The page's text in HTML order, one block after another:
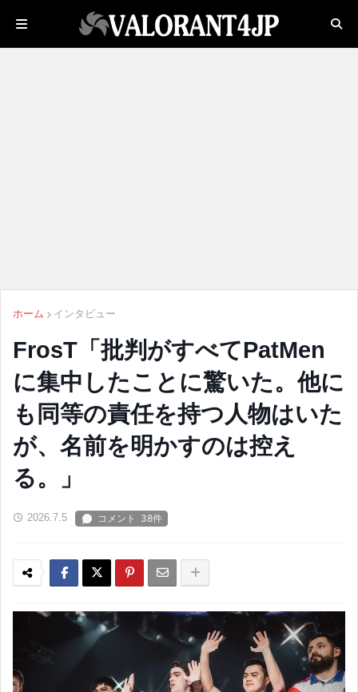
ホーム インタビュー
FrosT「批判がすべてPatMen
に集中したことに驚いた。他に
も同等の責任を持つ人物はいた
が、名前を明かすのは控え
る。」
2026.7.5